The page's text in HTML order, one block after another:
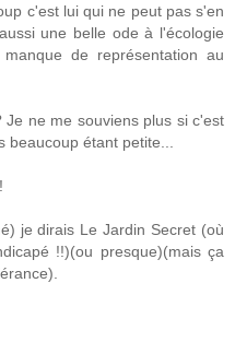
c'est lui qui ne peut pas s'en
une belle ode à l'écologie
de représentation au
ne me souviens plus si c'est
étant petite...
je dirais Le Jardin Secret (où
!!)(ou presque)(mais ça